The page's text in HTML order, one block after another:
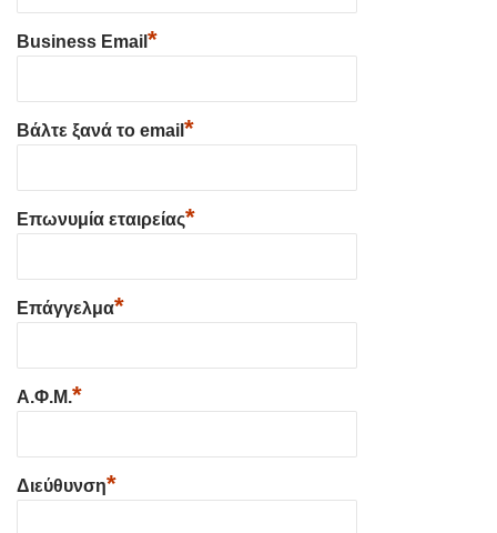
Business Email *
Βάλτε ξανά το email *
Επωνυμία εταιρείας*
Επάγγελμα*
Α.Φ.Μ.*
Διεύθυνση*